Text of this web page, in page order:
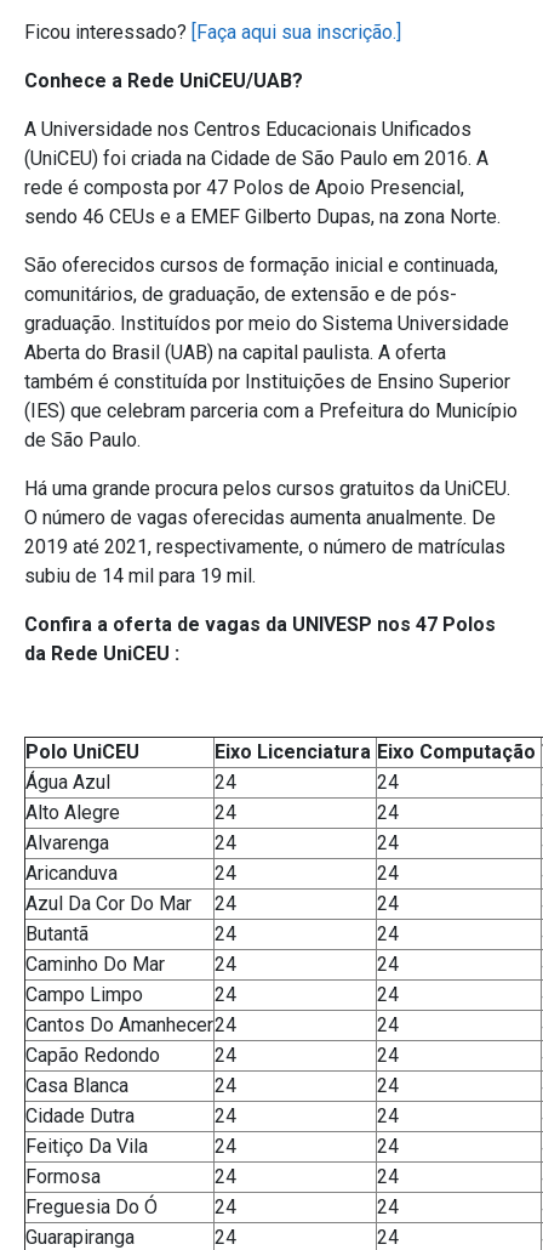
Ficou interessado? [Faça aqui sua inscrição.]
Conhece a Rede UniCEU/UAB?
A Universidade nos Centros Educacionais Unificados
(UniCEU) foi criada na Cidade de São Paulo em 2016. A
rede é composta por 47 Polos de Apoio Presencial,
sendo 46 CEUs e a EMEF Gilberto Dupas, na zona Norte.
São oferecidos cursos de formação inicial e continuada,
comunitários, de graduação, de extensão e de pós-
graduação. Instituídos por meio do Sistema Universidade
Aberta do Brasil (UAB) na capital paulista. A oferta
também é constituída por Instituições de Ensino Superior
(IES) que celebram parceria com a Prefeitura do Município
de São Paulo.
Há uma grande procura pelos cursos gratuitos da UniCEU.
O número de vagas oferecidas aumenta anualmente. De
2019 até 2021, respectivamente, o número de matrículas
subiu de 14 mil para 19 mil.
Confira a oferta de vagas da UNIVESP nos 47 Polos
da Rede UniCEU :
Polo UniCEU Eixo Licenciatura Eixo Computação
Água Azul
24 24
Alto Alegre
24 24
Alvarenga
24 24
Aricanduva
24 24
Azul Da Cor Do Mar
24 24
Butantã
24 24
Caminho Do Mar
24 24
Campo Limpo
24 24
Cantos Do Amanhecer24 24
Capão Redondo
24 24
Casa Blanca
24 24
Cidade Dutra
24 24
Feitiço Da Vila
24 24
Formosa
24 24
Freguesia Do Ó
24 24
Guarapiranga
24 24